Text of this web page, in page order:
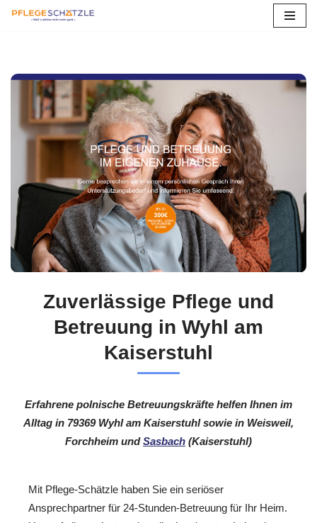
springen
Zuverlässige Pflege und
Betreuung in Wyhl am
Kaiserstuhl
Erfahrene polnische Betreuungskräfte helfen Ihnen im
Alltag in 79369 Wyhl am Kaiserstuhl sowie in Weisweil,
Forchheim undSasbach (Kaiserstuhl)
Mit Pflege-Schätzle haben Sie ein seriöser
Ansprechpartner für 24-Stunden-Betreuung für Ihr Heim.